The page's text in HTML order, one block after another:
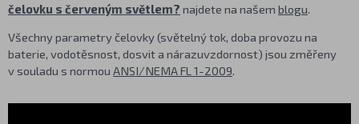
čelovku s červeným světlem? najdete na našem blogu.
Všechny parametry čelovky (světelný tok, doba provozu na
baterie, vodotěsnost, dosvit a nárazuvzdornost) jsou změřeny
v souladu s normou ANSI/NEMA FL 1-2009.